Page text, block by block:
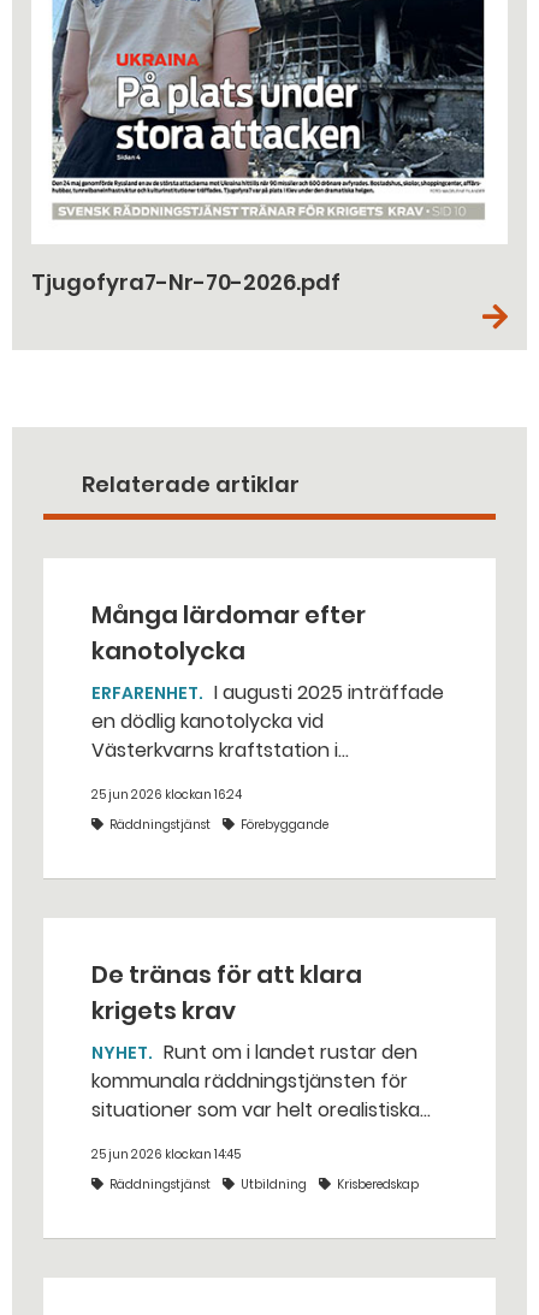
Tjugofyra7-Nr-70-2026.pdf
Relaterade artiklar
Många lärdomar efter
kanotolycka
ERFARENHET
en dödlig kanotolycka vid
Västerkvarns kraftstation i
25 jun 2026 klockan 16:24
Räddningstjänst
Förebyggande
De tränas för att klara
krigets krav
NYHET
kommunala räddningstjänsten för
situationer som var helt orealistiska
bakhåll, utspridda granater och hot
från livsfarliga drönare i det
25 jun 2026 klockan 14:45
Räddningstjänst
Utbildning Krisberedskap